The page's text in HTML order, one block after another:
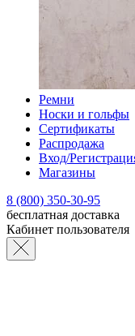
Ремни
Носки и гольфы
Сертификаты
Распродажа
Вход/
Магазины
8 (800) 350-30-95
бесплатная доставка
Кабинет пользователя